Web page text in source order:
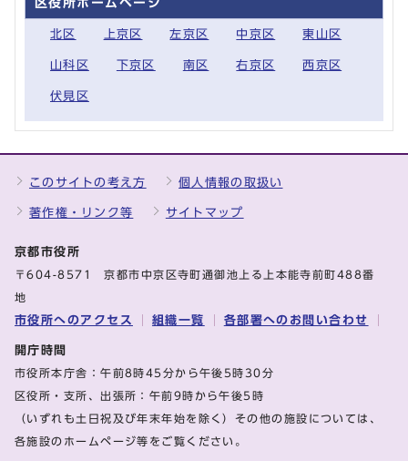
北区 上京区 左京区 中京区 東山区
山科区 下京区 南区 右京区 西京区
伏見区
このサイトの考え方 個人情報の取扱い
著作権・リンク等 サイトマップ
京都市役所
〒604-8571 京都市中京区寺町通御池上る上本能寺前町488番
地
市役所へのアクセス 組織一覧 各部署へのお問い合わせ
開庁時間
市役所本庁舎：午前8時45分から午後5時30分
区役所・支所、出張所：午前9時から午後5時
（いずれも土日祝及び年末年始を除く）その他の施設については、
各施設のホームページ等をご覧ください。